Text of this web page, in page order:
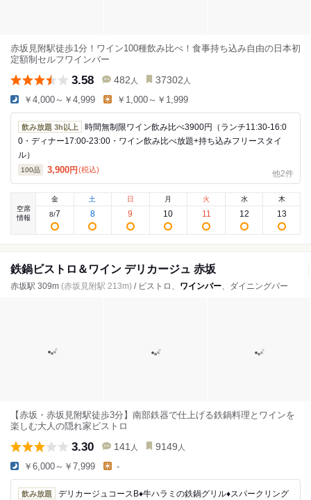
赤坂見附駅徒歩1分！ワイン100種飲み比べ！食事持ち込み自由の日本初
定額制セルフワインバー
3.58 482 人 37302 人
￥4,000～￥4,999 ￥1,000～￥1,999
飲み放題 3h以上
時間無制限ワイン飲み比べ3900円（ランチ11:30‐16:0
0・ディナー17:00‐23:00・ワイン飲み比べ放題+持ち込みフリースタイ
ル）
100品 3,900円 (税込) 他2件
空席
情報
金
8/7
土
8
日
9
月
10
火
11
水
12
木
13
鉄鍋ビストロ＆ワイン デリカージュ 赤坂
赤坂駅 309m (赤坂見附駅 213m) / ビストロ、 ワインバー、ダイニングバー
【赤坂・赤坂見附駅徒歩3分】南部鉄器で仕上げる鉄鍋料理とワインを
楽しむ大人の隠れ家ビストロ
3.30 141 人 9149 人
￥6,000～￥7,999 -
飲み放題
デリカージュコースB♦牛ハラミの鉄鍋グリル♦スパークリング